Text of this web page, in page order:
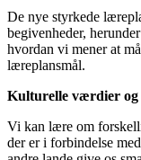
De nye styrkede
begivenheder,
hvordan vi mener at
læreplansmål.
Kulturelle værdier
Vi kan lære om
der er i forbindelse